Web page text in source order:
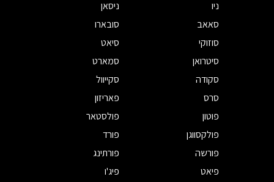
ניו
ניסאן
סאאב
סובארו
סוזוקי
סיאט
סיטרואן
סמארט
סקודה
סקייוול
סרס
פאריזון
פוטון
פולסטאר
פולקסווגן
פורד
פורשה
פורתינג
פיאט
פיג'ו